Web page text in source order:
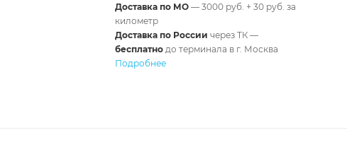
Доставка по МО— 3000 руб. + 30 руб. за
километр
Доставка по России через ТК —
бесплатнодо терминала в г. Москва
Подробнее